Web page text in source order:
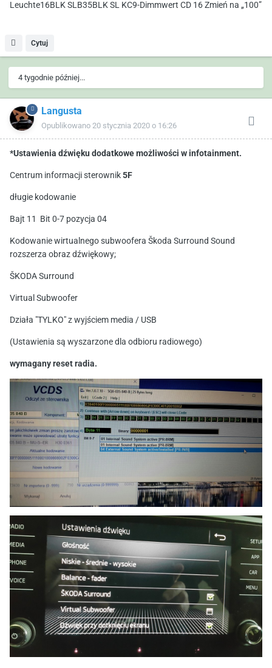
Leuchte16BLK SLB35BLK SL KC9-Dimmwert CD 16 Zmień na „100”
Cytuj
4 tygodnie później...
Langusta
Opublikowano 20 stycznia 2020 o 16:26
*Ustawienia dźwięku dodatkowe możliwości w infotainment.
Centrum informacji sterownik5F
długie kodowanie
Bajt 11 Bit 0-7 pozycja 04
Kodowanie wirtualnego subwoofera Škoda Surround Sound
rozszerza obraz dźwiękowy;
ŠKODA Surround
Virtual Subwoofer
Działa "TYLKO" z wyjściem media / USB
(Ustawienia są wyszarzone dla odbioru radiowego)
wymagany reset radia.